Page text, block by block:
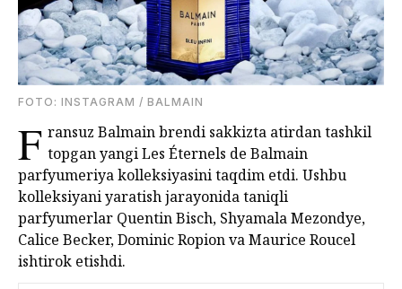
FOTО: INSTAGRAM / BALMAIN
F ransuz Balmain brendi sakkizta atirdan tashkil
topgan yangi Les Éternels de Balmain
parfyumeriya kolleksiyasini taqdim etdi. Ushbu
kolleksiyani yaratish jarayonida taniqli
parfyumerlar Quentin Bisch, Shyamala Mezondye,
Calice Becker, Dominic Ropion va Maurice Roucel
ishtirok etishdi.